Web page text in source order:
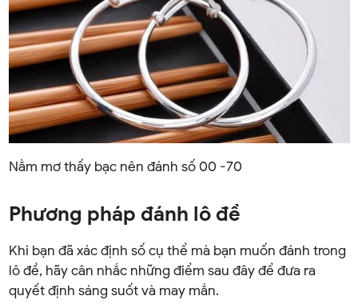
Nằm mơ thấy bạc nên đánh số 00 -70
Phương pháp đánh lô đề
Khi bạn đã xác định số cụ thể mà bạn muốn đánh trong
lô đề, hãy cân nhắc những điểm sau đây để đưa ra
quyết định sáng suốt và may mắn.